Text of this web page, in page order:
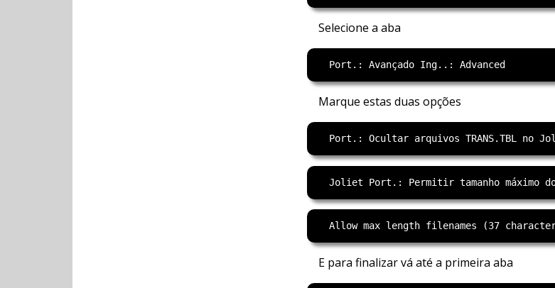
Selecione a aba
Marque estas duas opções
E para finalizar vá até a primeira aba